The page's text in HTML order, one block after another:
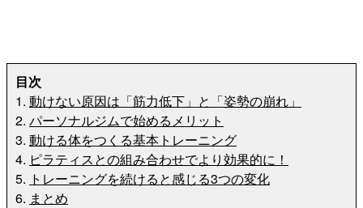
目次
1. 動けない原因は「筋力低下」と「姿勢の崩れ」
2. パーソナルジムで始めるメリット
3. 動ける体をつくる基本トレーニング
4. ピラティスとの組み合わせでより効果的に！
5. トレーニングを続けると感じる3つの変化
6. まとめ